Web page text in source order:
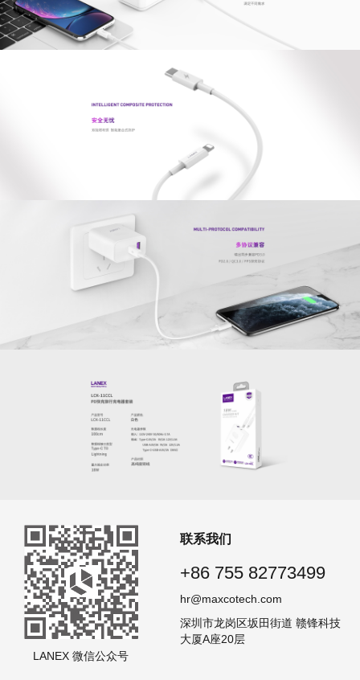
LANEX 微信公众号
联系我们
+86 755 82773499
hr@maxcotech.com
深圳市龙岗区坂田街道 赣锋科技
大厦A座20层